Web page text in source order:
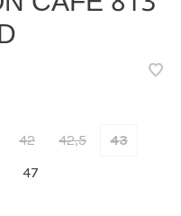
42 42,5
43
47